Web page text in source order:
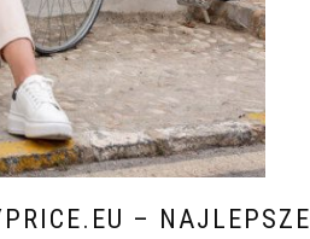
– NAJLEPSZE